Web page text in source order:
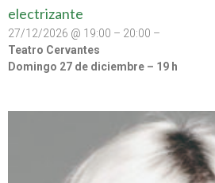
electrizante
27/12/2026 @ 19:00 – 20:00 –
Teatro Cervantes
Domingo 27 de diciembre – 19 h